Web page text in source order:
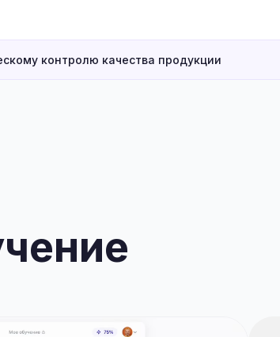
контролю качества продукции